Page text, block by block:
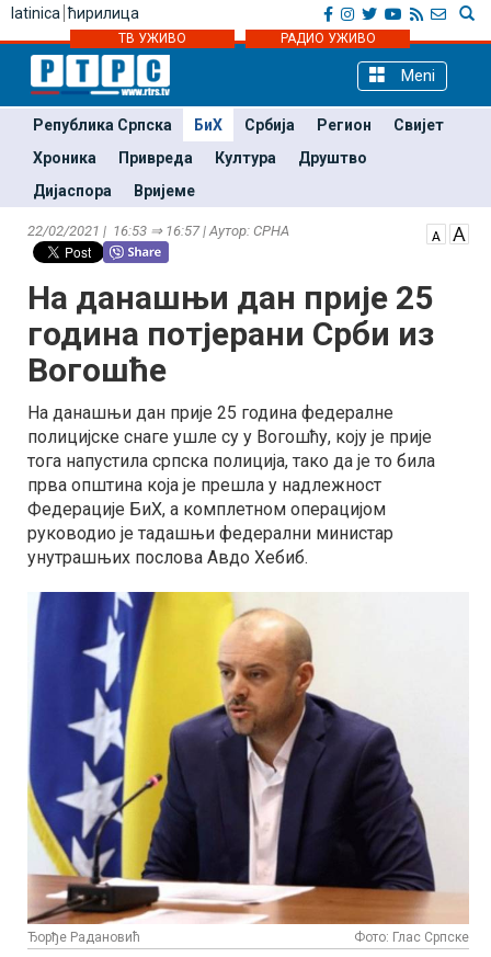
latinica ћирилица
ТВ УЖИВО РАДИО УЖИВО
Meni
Република Српска БиХ Србија Регион
Свијет
Хроника
Привреда Култура
Друштво
Дијаспора
Вријеме
22/02/2021 | 16:53 ⇒ 16:57 | Аутор: СРНА
На данашњи дан прије 25
година потјерани Срби из
Вогошће
На данашњи дан прије 25 година федералне
полицијске снаге ушле су у Вогошћу, коју је прије
тога напустила српска полиција, тако да је то била
прва општина која је прешла у надлежност
Федерације БиХ, а комплетном операцијом
руководио је тадашњи федерални министар
унутрашњих послова Авдо Хебиб.
Ђорђе Радановић Фото: Глас Српске